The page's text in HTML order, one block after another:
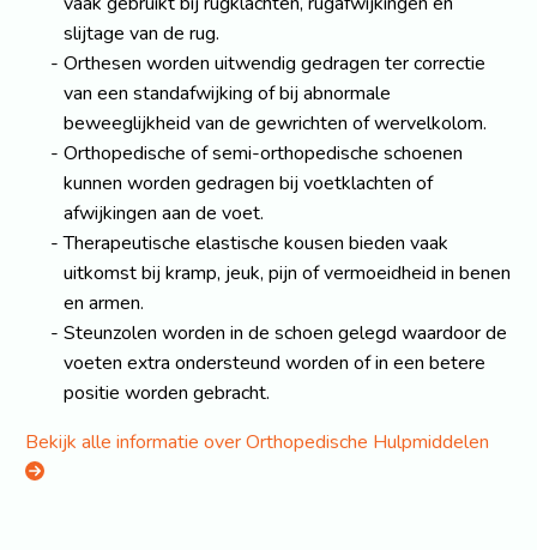
slijtage van de rug.
Orthesen worden uitwendig gedragen ter correctie
van een standafwijking of bij abnormale
beweeglijkheid van de gewrichten of wervelkolom.
Orthopedische of semi-orthopedische schoenen
kunnen worden gedragen bij voetklachten of
afwijkingen aan de voet.
Therapeutische elastische kousen bieden vaak
uitkomst bij kramp, jeuk, pijn of vermoeidheid in benen
en armen.
Steunzolen worden in de schoen gelegd waardoor de
voeten extra ondersteund worden of in een betere
positie worden gebracht.
Bekijk alle informatie over Orthopedische Hulpmiddelen